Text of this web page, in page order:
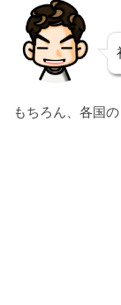
もちろん、各国